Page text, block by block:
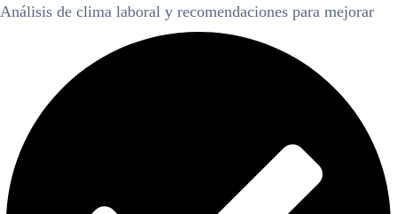
Análisis de clima laboral y recomendaciones para mejorar